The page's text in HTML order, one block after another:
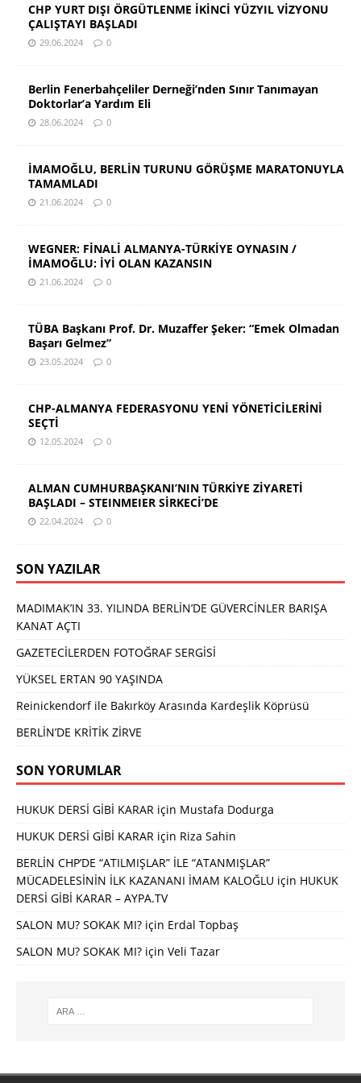
CHP YURT DIŞI ÖRGÜTLENME İKİNCİ YÜZYIL VİZYONU
ÇALIŞTAYI BAŞLADI
29.06.2024 0
Berlin Fenerbahçeliler Derneği’nden Sınır Tanımayan
Doktorlar’a Yardım Eli
28.06.2024 0
İMAMOĞLU, BERLİN TURUNU GÖRÜŞME MARATONUYLA
TAMAMLADI
21.06.2024 0
WEGNER: FİNALİ ALMANYA-TÜRKİYE OYNASIN /
İMAMOĞLU: İYİ OLAN KAZANSIN
21.06.2024 0
TÜBA Başkanı Prof. Dr. Muzaffer Şeker: “Emek Olmadan
Başarı Gelmez”
23.05.2024 0
CHP-ALMANYA FEDERASYONU YENİ YÖNETİCİLERİNİ
SEÇTİ
12.05.2024 0
ALMAN CUMHURBAŞKANI’NIN TÜRKİYE ZİYARETİ
BAŞLADI – STEINMEIER SİRKECİ’DE
22.04.2024 0
SON YAZILAR
MADIMAK’IN 33. YILINDA BERLİN’DE GÜVERCİNLER BARIŞA
KANAT AÇTI
GAZETECİLERDEN FOTOĞRAF SERGİSİ
YÜKSEL ERTAN 90 YAŞINDA
Reinickendorf ile Bakırköy Arasında Kardeşlik Köprüsü
BERLİN’DE KRİTİK ZİRVE
SON YORUMLAR
HUKUK DERSİ GİBİ KARAR için Mustafa Dodurga
HUKUK DERSİ GİBİ KARAR için Riza Sahin
BERLİN CHP’DE “ATILMIŞLAR” İLE “ATANMIŞLAR”
MÜCADELESİNİN İLK KAZANANI İMAM KALOĞLU için HUKUK
DERSİ GİBİ KARAR – AYPA.TV
SALON MU? SOKAK MI? için Erdal Topbaş
SALON MU? SOKAK MI? için Veli Tazar